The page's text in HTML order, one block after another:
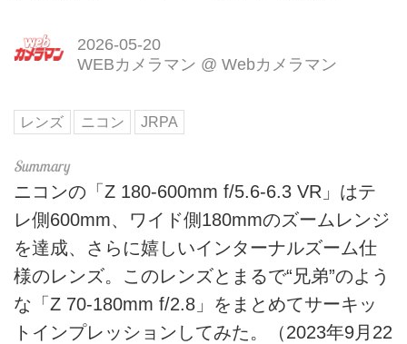
2026-05-20
WEBカメラマン @ Webカメラマン
レンズ ニコン JRPA
ニコンの「Z 180-600mm f/5.6-6.3 VR」はテ
レ側600mm、ワイド側180mmのズームレンジ
を達成、さらに嬉しいインターナルズーム仕
様のレンズ。このレンズとまるで“兄弟”のよう
な「Z 70-180mm f/2.8」をまとめてサーキッ
トインプレッションしてみた。（2023年9月22